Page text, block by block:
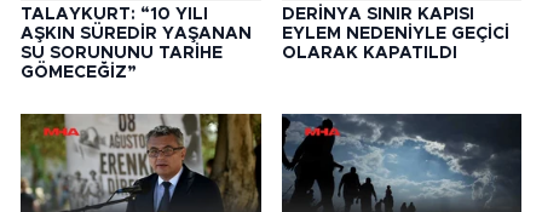
TALAYKURT: “10 YILI
AŞKIN SÜREDİR YAŞANAN
SU SORUNUNU TARİHE
GÖMECEĞİZ”
DERİNYA SINIR KAPISI
EYLEM NEDENİYLE GEÇİCİ
OLARAK KAPATILDI